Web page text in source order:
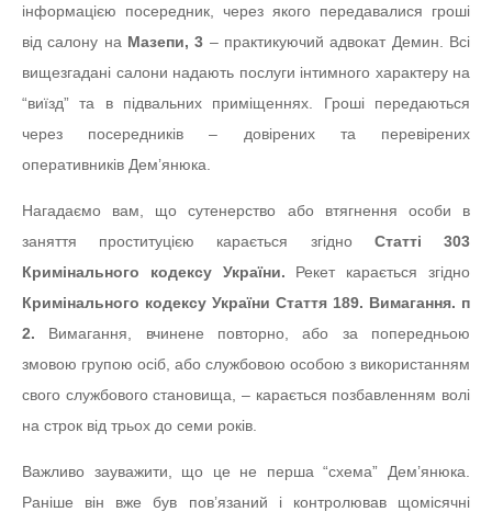
інформацією посередник, через якого передавалися гроші
від салону на Мазепи, 3 – практикуючий адвокат Демин. Всі
вищезгадані салони надають послуги інтимного характеру на
“виїзд” та в підвальних приміщеннях. Гроші передаються
через посередників – довірених та перевірених
оперативників Дем’янюка.
Нагадаємо вам, що сутенерство або втягнення особи в
заняття проституцією карається згідноСтатті 303
Кримінального кодексу України. Рекет карається згідно
Кримінального кодексу України Стаття 189. Вимагання. п
2. Вимагання, вчинене повторно, або за попередньою
змовою групою осіб, або службовою особою з використанням
свого службового становища, – карається позбавленням волі
на строк від трьох до семи років.
Важливо зауважити, що це не перша “схема” Дем’янюка.
Раніше він вже був пов’язаний і контролював щомісячні